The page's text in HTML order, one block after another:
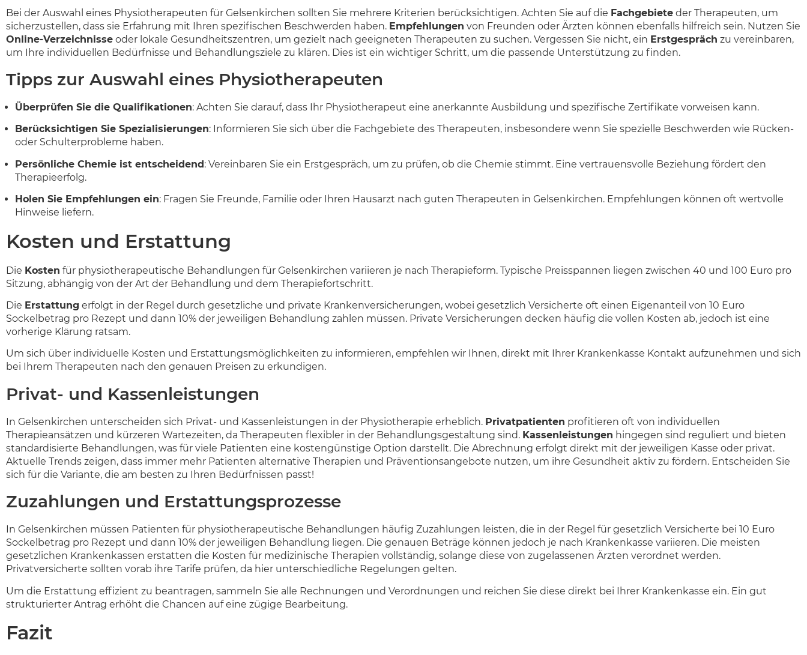
Bei der Auswahl eines Physiotherapeuten für Gelsenkirchen sollten Sie mehrere Kriterien berücksichtigen. Achten Sie auf die Fachgebiete der Therapeuten, um
sicherzustellen, dass sie Erfahrung mit Ihren spezifischen Beschwerden haben. Empfehlungen von Freunden oder Ärzten können ebenfalls hilfreich sein. Nutzen Sie
Online-Verzeichnisse oder lokale Gesundheitszentren, um gezielt nach geeigneten Therapeuten zu suchen. Vergessen Sie nicht, ein Erstgespräch zu vereinbaren,
um Ihre individuellen Bedürfnisse und Behandlungsziele zu klären. Dies ist ein wichtiger Schritt, um die passende Unterstützung zu finden.
Tipps zur Auswahl eines Physiotherapeuten
Überprüfen Sie die Qualifikationen: Achten Sie darauf, dass Ihr Physiotherapeut eine anerkannte Ausbildung und spezifische Zertifikate vorweisen kann.
Berücksichtigen Sie Spezialisierungen: Informieren Sie sich über die Fachgebiete des Therapeuten, insbesondere wenn Sie spezielle Beschwerden wie Rücken-
oder Schulterprobleme haben.
Persönliche Chemie ist entscheidend: Vereinbaren Sie ein Erstgespräch, um zu prüfen, ob die Chemie stimmt. Eine vertrauensvolle Beziehung fördert den
Therapieerfolg.
Holen Sie Empfehlungen ein: Fragen Sie Freunde, Familie oder Ihren Hausarzt nach guten Therapeuten in Gelsenkirchen. Empfehlungen können oft wertvolle
Hinweise liefern.
Kosten und Erstattung
Die Kosten für physiotherapeutische Behandlungen für Gelsenkirchen variieren je nach Therapieform. Typische Preisspannen liegen zwischen 40 und 100 Euro pro
Sitzung, abhängig von der Art der Behandlung und dem Therapiefortschritt.
Die Erstattung erfolgt in der Regel durch gesetzliche und private Krankenversicherungen, wobei gesetzlich Versicherte oft einen Eigenanteil von 10 Euro
Sockelbetrag pro Rezept und dann 10% der jeweiligen Behandlung zahlen müssen. Private Versicherungen decken häufig die vollen Kosten ab, jedoch ist eine
vorherige Klärung ratsam.
Um sich über individuelle Kosten und Erstattungsmöglichkeiten zu informieren, empfehlen wir Ihnen, direkt mit Ihrer Krankenkasse Kontakt aufzunehmen und sich
bei Ihrem Therapeuten nach den genauen Preisen zu erkundigen.
Privat- und Kassenleistungen
In Gelsenkirchen unterscheiden sich Privat- und Kassenleistungen in der Physiotherapie erheblich. Privatpatienten profitieren oft von individuellen
Therapieansätzen und kürzeren Wartezeiten, da Therapeuten flexibler in der Behandlungsgestaltung sind. Kassenleistungen hingegen sind reguliert und bieten
standardisierte Behandlungen, was für viele Patienten eine kostengünstige Option darstellt. Die Abrechnung erfolgt direkt mit der jeweiligen Kasse oder privat.
Aktuelle Trends zeigen, dass immer mehr Patienten alternative Therapien und Präventionsangebote nutzen, um ihre Gesundheit aktiv zu fördern. Entscheiden Sie
sich für die Variante, die am besten zu Ihren Bedürfnissen passt!
Zuzahlungen und Erstattungsprozesse
In Gelsenkirchen müssen Patienten für physiotherapeutische Behandlungen häufig Zuzahlungen leisten, die in der Regel für gesetzlich Versicherte bei 10 Euro
Sockelbetrag pro Rezept und dann 10% der jeweiligen Behandlung liegen. Die genauen Beträge können jedoch je nach Krankenkasse variieren. Die meisten
gesetzlichen Krankenkassen erstatten die Kosten für medizinische Therapien vollständig, solange diese von zugelassenen Ärzten verordnet werden.
Privatversicherte sollten vorab ihre Tarife prüfen, da hier unterschiedliche Regelungen gelten.
Um die Erstattung effizient zu beantragen, sammeln Sie alle Rechnungen und Verordnungen und reichen Sie diese direkt bei Ihrer Krankenkasse ein. Ein gut
strukturierter Antrag erhöht die Chancen auf eine zügige Bearbeitung.
Fazit